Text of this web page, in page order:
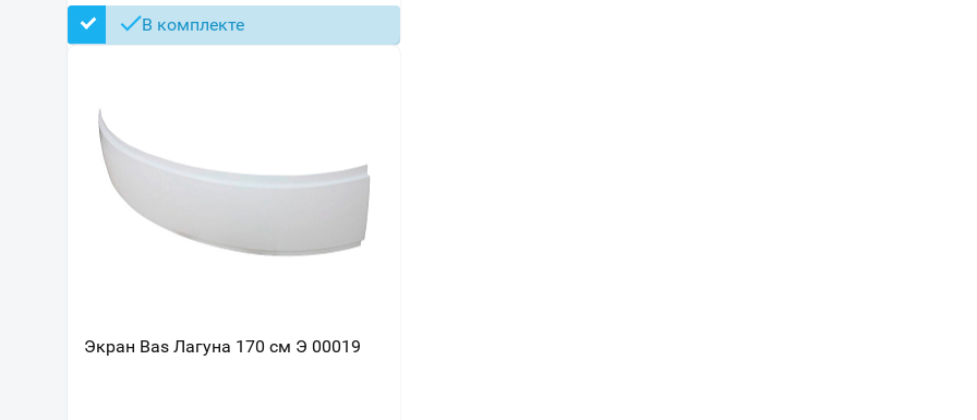
В комплекте
Экран Bas Лагуна 170 см Э 00019